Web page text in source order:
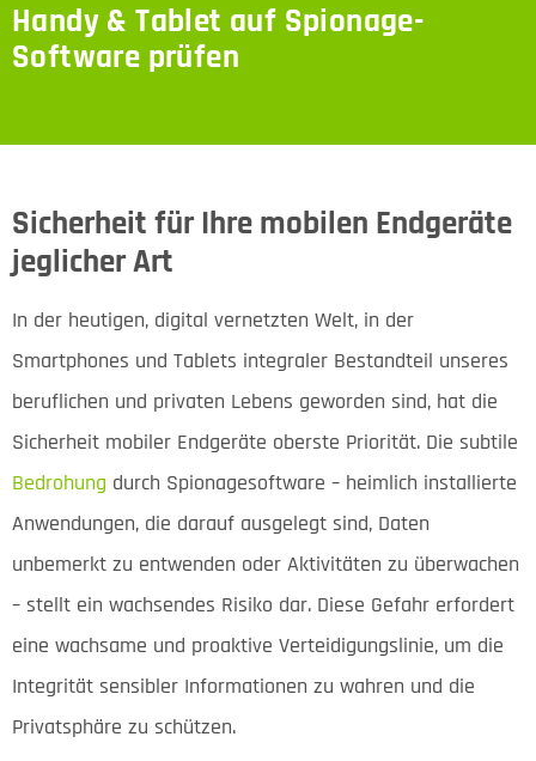
Handy & Tablet auf Spionage-
Software prüfen
Sicherheit für Ihre mobilen Endgeräte
jeglicher Art
In der heutigen, digital vernetzten Welt, in der
Smartphones und Tablets integraler Bestandteil unseres
beruflichen und privaten Lebens geworden sind, hat die
Sicherheit mobiler Endgeräte oberste Priorität. Die subtile
Bedrohung durch Spionagesoftware – heimlich installierte
Anwendungen, die darauf ausgelegt sind, Daten
unbemerkt zu entwenden oder Aktivitäten zu überwachen
– stellt ein wachsendes Risiko dar. Diese Gefahr erfordert
eine wachsame und proaktive Verteidigungslinie, um die
Integrität sensibler Informationen zu wahren und die
Privatsphäre zu schützen.